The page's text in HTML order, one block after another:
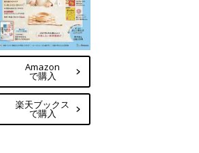
Amazon
で購入
楽天ブックス
で購入